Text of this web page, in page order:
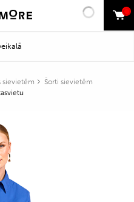
0
sievietēm
Šorti sievietēm